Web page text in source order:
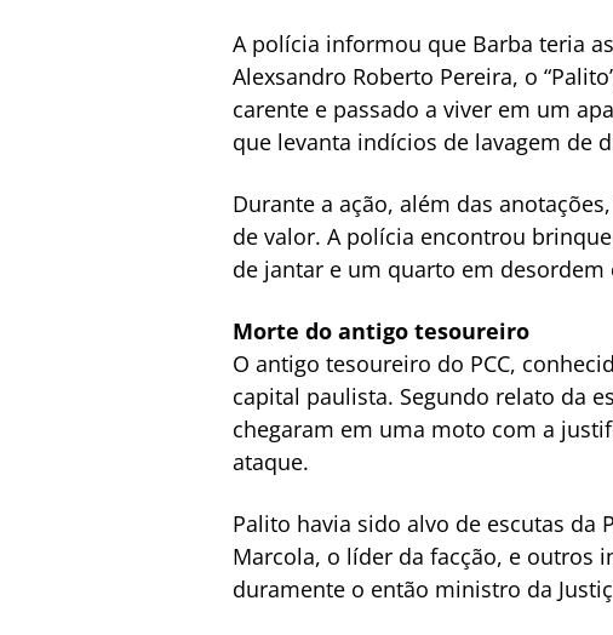
A polícia informou que Barba teria
Alexsandro Roberto Pereira, o
carente e passado a viver em um
que levanta indícios de lavagem de
Durante a ação, além das
de valor. A polícia encontrou
de jantar e um quarto em
Morte do antigo tesoureiro
O antigo tesoureiro do PCC,
capital paulista. Segundo relato da
chegaram em uma moto com a
ataque.
Palito havia sido alvo de escutas da
Marcola, o líder da facção, e outros
duramente o então ministro da